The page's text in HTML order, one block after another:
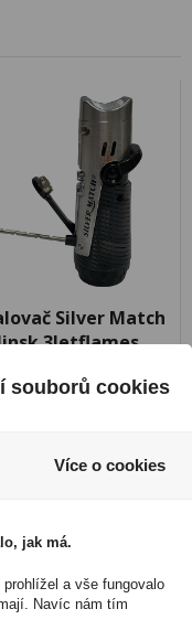
Silver Match
3Jetflames
450 Kč
souborů cookies
Více o cookies
jak má.
a vše fungovalo
Navíc nám tím